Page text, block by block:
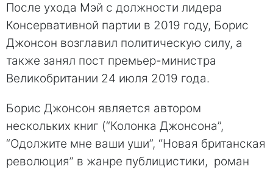
После ухода Мэй с должности лидера
Консервативной партии в 2019 году, Борис
Джонсон возглавил политическую силу, а
также занял пост премьер-министра
Великобритании 24 июля 2019 года.
Борис Джонсон является автором
нескольких книг (“Колонка Джонсона”,
“Одолжите мне ваши уши”, “Новая британская
революция” в жанре публицистики, роман